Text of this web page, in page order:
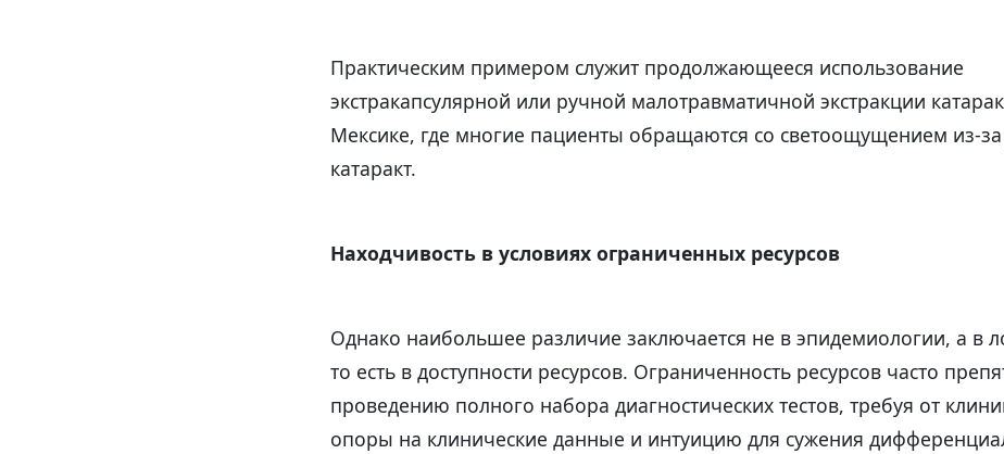
Практическим примером служит продолжающееся использование
экстракапсулярной или ручной малотравматичной экстракции
Мексике, где многие пациенты обращаются со светоощущением из-
катаракт.
Находчивость в условиях ограниченных ресурсов
Однако наибольшее различие заключается не в эпидемиологии, а в
то есть в доступности ресурсов. Ограниченность ресурсов часто
проведению полного набора диагностических тестов, требуя от
опоры на клинические данные и интуицию для сужения